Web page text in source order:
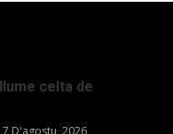
celta de
7 D'agostu, 2026